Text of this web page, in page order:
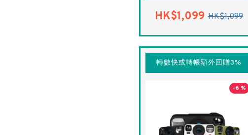
HK$1,099 HK$1,099
轉數快或轉帳額外回贈3%
-6 %